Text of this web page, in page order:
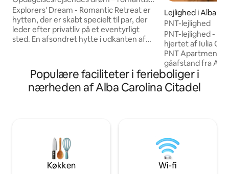
ferie i Apuseni
Explorers' Dream - Romantic Retreat er
hytten, der er skabt specielt til par, der
leder efter privatliv på et eventyrligt
sted. En afsondret hytte i udkanten af
komme tæt på den beroligende og
forfriskende rytme i naturen! Retro-
badekarret med udsigt til skoven eller
hjælp fra pejsen!
Lejlighed i Alba
PNT-lejlighed
PNT-lejlighed -
hjertet af Iulia Oplev raffinementet på
PNT Apartment,
gåafstand fra
moderne og
soveværelset,
og det
Book nu for et
og afslapning!
Populære faciliteter i ferieboliger i
nærheden af Alba Carolina Citadel
Køkken Wi-fi